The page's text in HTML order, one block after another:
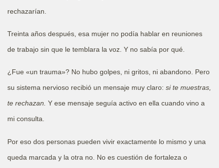
rechazarían.
Treinta años después, esa mujer no podía hablar en reuniones
de trabajo sin que le temblara la voz. Y no sabía por qué.
¿Fue «un trauma»? No hubo golpes, ni gritos, ni abandono. Pero
su sistema nervioso recibió un mensaje muy claro: si te muestras,
te rechazan. Y ese mensaje seguía activo en ella cuando vino a
mi consulta.
Por eso dos personas pueden vivir exactamente lo mismo y una
queda marcada y la otra no. No es cuestión de fortaleza o